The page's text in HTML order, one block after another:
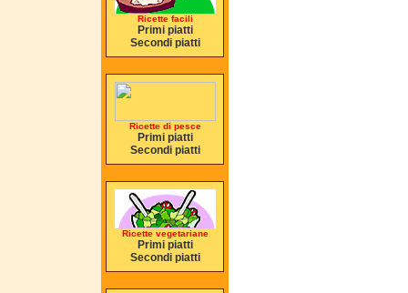
Ricette facili
Primi piatti
Secondi piatti
Ricette di pesce
Primi piatti
Secondi piatti
Ricette vegetariane
Primi piatti
Secondi piatti